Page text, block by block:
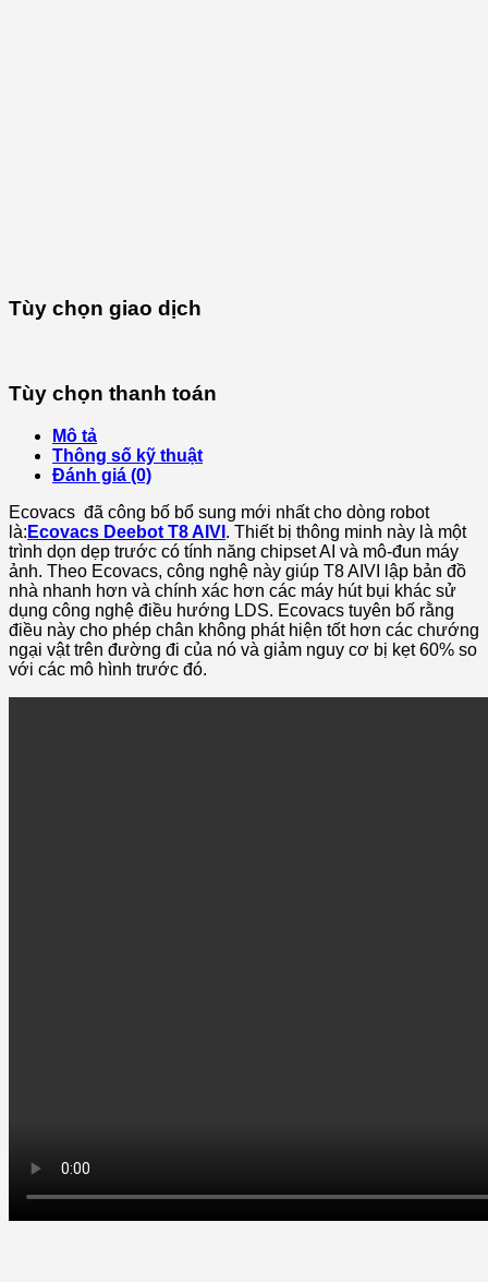
Tùy chọn giao dịch
Tùy chọn thanh toán
Mô tả
Thông số kỹ thuật
Đánh giá (0)
Ecovacs đã công bố bổ sung mới nhất cho dòng robot
là: Ecovacs Deebot T8 AIVI . Thiết bị thông minh này là một
trình dọn dẹp trước có tính năng chipset AI và mô-đun máy
ảnh. Theo Ecovacs, công nghệ này giúp T8 AIVI lập bản đồ
nhà nhanh hơn và chính xác hơn các máy hút bụi khác sử
dụng công nghệ điều hướng LDS. Ecovacs tuyên bố rằng
điều này cho phép chân không phát hiện tốt hơn các chướng
ngại vật trên đường đi của nó và giảm nguy cơ bị kẹt 60% so
với các mô hình trước đó.